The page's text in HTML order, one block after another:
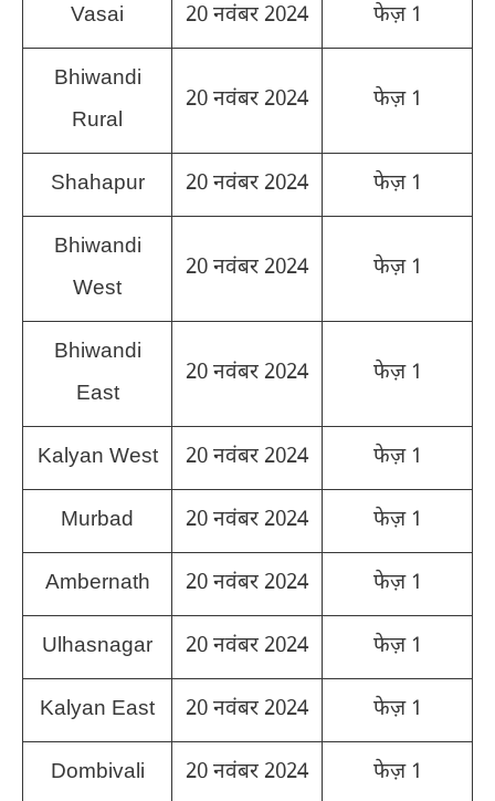
Vasai 20 नवंबर 2024 फेज़ 1
Bhiwandi
Rural
20 नवंबर 2024 फेज़ 1
Shahapur 20 नवंबर 2024 फेज़ 1
Bhiwandi
West
20 नवंबर 2024 फेज़ 1
Bhiwandi
East
20 नवंबर 2024 फेज़ 1
Kalyan West 20 नवंबर 2024 फेज़ 1
Murbad 20 नवंबर 2024 फेज़ 1
Ambernath 20 नवंबर 2024 फेज़ 1
Ulhasnagar 20 नवंबर 2024 फेज़ 1
Kalyan East 20 नवंबर 2024 फेज़ 1
Dombivali 20 नवंबर 2024 फेज़ 1